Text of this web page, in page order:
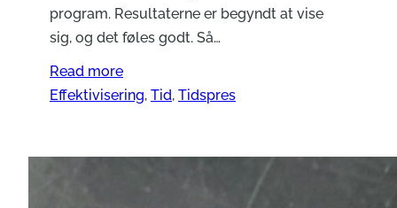
program. Resultaterne er begyndt at vise
sig, og det føles godt. Så…
Read more
Effektivisering, Tid, Tidspres